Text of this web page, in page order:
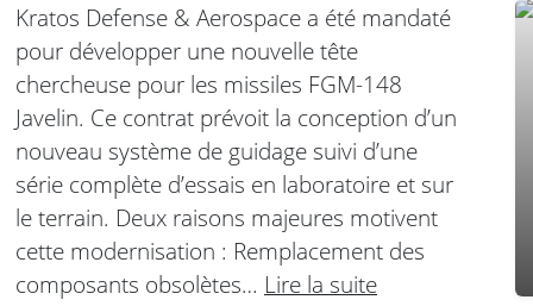
Kratos Defense & Aerospace a été mandaté
pour développer une nouvelle tête
chercheuse pour les missiles FGM-148
Javelin. Ce contrat prévoit la conception d’un
nouveau système de guidage suivi d’une
série complète d’essais en laboratoire et sur
le terrain. Deux raisons majeures motivent
cette modernisation : Remplacement des
composants obsolètes… Lire la suite